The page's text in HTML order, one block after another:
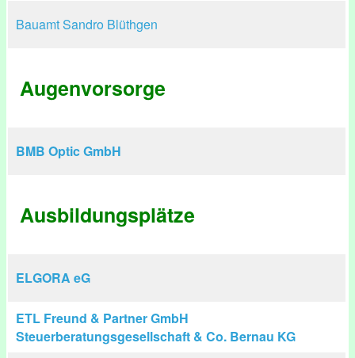
Bauamt Sandro Blüthgen
Augenvorsorge
BMB Optic GmbH
Ausbildungsplätze
ELGORA eG
ETL Freund & Partner GmbH
Steuerberatungsgesellschaft & Co. Bernau KG